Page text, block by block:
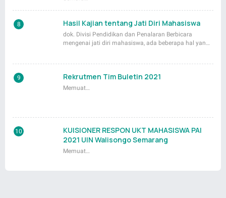
Hasil Kajian tentang Jati Diri Mahasiswa
dok. Divisi Pendidikan dan Penalaran Berbicara
mengenai jati diri mahasiswa, ada beberapa hal yan…
Rekrutmen Tim Buletin 2021
Memuat…
KUISIONER RESPON UKT MAHASISWA PAI
2021 UIN Walisongo Semarang
Memuat…